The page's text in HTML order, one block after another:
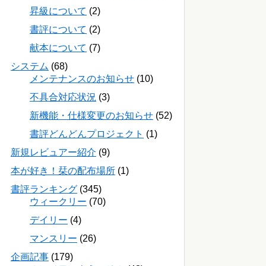
昇級について (2)
書評について (2)
献本について (7)
システム (68)
メンテナンスのお知らせ (10)
不具合対応状況 (3)
新機能・仕様変更のお知らせ (52)
書評どんどんプロジェクト (1)
新規レビュアー紹介 (9)
本が好き！栞の配布場所 (1)
書評ランキング (345)
ウィークリー (70)
デイリー (4)
マンスリー (26)
企画記事 (179)